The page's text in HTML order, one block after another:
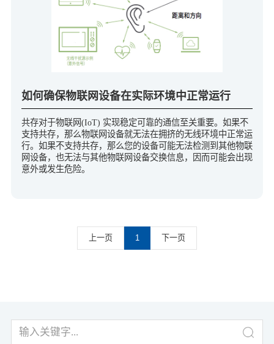
如何确保物联网设备在实际环境中正常运行
共存对于物联网(IoT) 实现稳定可靠的通信至关重要。如果不
支持共存，那么物联网设备就无法在拥挤的无线环境中正常运
行。如果不支持共存，那么您的设备可能无法检测到其他物联
网设备，也无法与其他物联网设备交换信息，因而可能会出现
意外或发生危险。
上一页 1 下一页